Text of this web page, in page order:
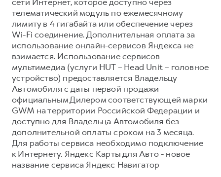
телематический модуль по ежемесячному
лимиту в 4 гигабайта или обеспечение через
Wi-Fi соединение. Дополнительная оплата за
использование онлайн-сервисов Яндекса не
взимается. Использование сервисов
мультимедиа (услуги HUT – Head Unit – головное
устройство) предоставляется Владельцу
Автомобиля с даты первой продажи
официальным Дилером соответствующей марки
GWM на территории Российской Федерации и
доступно для Владельца Автомобиля без
дополнительной оплаты сроком на 3 месяца.
Для работы сервиса необходимо подключение
к Интернету. Яндекс Карты для Авто - новое
название сервиса Яндекс Навигатор